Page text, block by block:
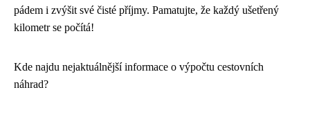
pádem i zvýšit své čisté příjmy. Pamatujte, že každý ušetřený
kilometr se počítá!
Kde najdu nejaktuálnější informace o výpočtu cestovních
náhrad?